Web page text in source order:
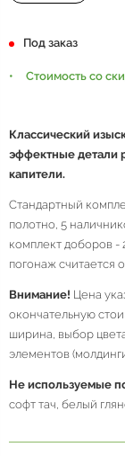
Под заказ
Стоимость со
Классический
эффектные детали
капители.
Стандартный
полотно, 5
комплект доборов -
погонаж считается
Внимание! Цена
окончательную
ширина, выбор
элементов
Не используемые
софт тач, белый